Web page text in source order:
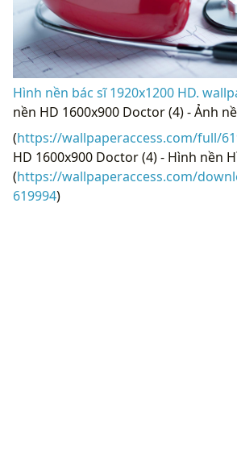
Hình nền bác sĩ 1920x1200 HD.
nền HD 1600x900 Doctor (4) - Ảnh
(https://wallpaperaccess.com/full/
HD 1600x900 Doctor (4) - Hình nền
(https://wallpaperaccess.com/
619994)